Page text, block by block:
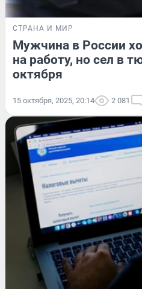
СТРАНА И МИР
Мужчина в России
на работу, но сел в
октября
15 октября, 2025, 20:14 2 081